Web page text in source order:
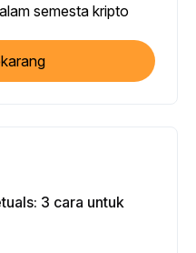
semesta kripto
3 cara untuk